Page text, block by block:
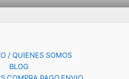
/ QUIENES SOMOS
BLOG